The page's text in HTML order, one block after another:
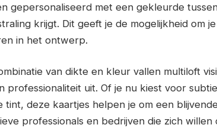
gepersonaliseerd met een gekleurde
krijgt. Dit geeft je de mogelijkheid om
in het ontwerp.
van dikte en kleur vallen multiloft
professionaliteit uit. Of je nu kiest voor
tint, deze kaartjes helpen je om een
professionals en bedrijven die zich